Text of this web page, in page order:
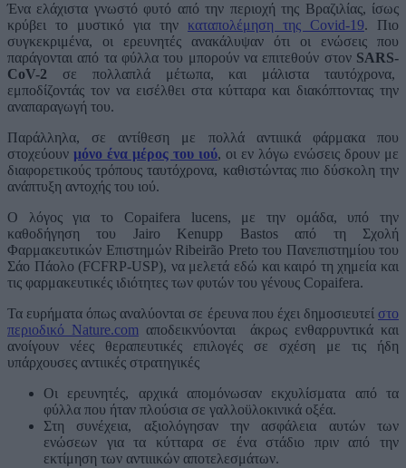
Ένα ελάχιστα γνωστό φυτό από την περιοχή της Βραζιλίας, ίσως
κρύβει το μυστικό για την καταπολέμηση της Covid-19. Πιο
συγκεκριμένα, οι ερευνητές ανακάλυψαν ότι οι ενώσεις που
παράγονται από τα φύλλα του μπορούν να επιτεθούν στον SARS-
CoV-2 σε πολλαπλά μέτωπα, και μάλιστα ταυτόχρονα,
εμποδίζοντάς τον να εισέλθει στα κύτταρα και διακόπτοντας την
αναπαραγωγή του.
Παράλληλα, σε αντίθεση με πολλά αντιιικά φάρμακα που
στοχεύουν μόνο ένα μέρος του ιού, οι εν λόγω ενώσεις δρουν με
διαφορετικούς τρόπους ταυτόχρονα, καθιστώντας πιο δύσκολη την
ανάπτυξη αντοχής του ιού.
Ο λόγος για το Copaifera lucens, με την ομάδα, υπό την
καθοδήγηση του Jairo Kenupp Bastos από τη Σχολή
Φαρμακευτικών Επιστημών Ribeirão Preto του Πανεπιστημίου του
Σάο Πάολο (FCFRP-USP), να μελετά εδώ και καιρό τη χημεία και
τις φαρμακευτικές ιδιότητες των φυτών του γένους Copaifera.
Τα ευρήματα όπως αναλύονται σε έρευνα που έχει δημοσιευτεί στο
περιοδικό Nature.com αποδεικνύονται άκρως ενθαρρυντικά και
ανοίγουν νέες θεραπευτικές επιλογές σε σχέση με τις ήδη
υπάρχουσες αντιικές στρατηγικές
Οι ερευνητές, αρχικά απομόνωσαν εκχυλίσματα από τα
φύλλα που ήταν πλούσια σε γαλλοϋλοκινικά οξέα.
Στη συνέχεια, αξιολόγησαν την ασφάλεια αυτών των
ενώσεων για τα κύτταρα σε ένα στάδιο πριν από την
εκτίμηση των αντιιικών αποτελεσμάτων.